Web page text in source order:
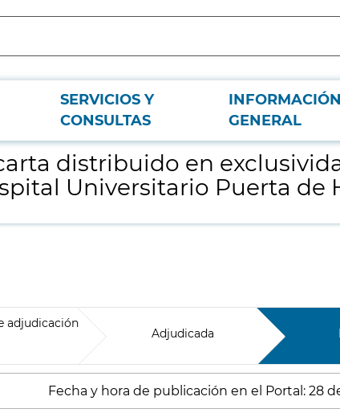
SERVICIOS Y
CONSULTAS
INFORMACIÓN
GENERAL
Gilead Sciences con destino al Hospital Universitario Puerta de
distribuido en
Universitario Puerta de
adjudicación
Adjudicada
Fecha y hora de publicación en el Portal: 28